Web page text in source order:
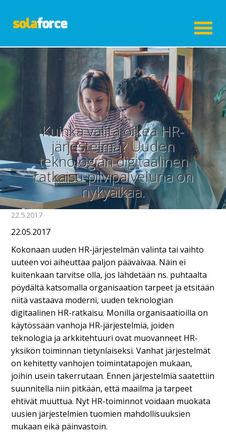
Kuinka valita oikea HR-
järjestelmä? Uuden
teknologian digitaalinen
ratkaisu pilvipalveluna on
nykyaikaa.
22.5.2017
22.05.2017
Kokonaan uuden HR-järjestelmän valinta tai vaihto
uuteen voi aiheuttaa paljon päävaivaa. Näin ei
kuitenkaan tarvitse olla, jos lähdetään ns. puhtaalta
pöydältä katsomalla organisaation tarpeet ja etsitään
niitä vastaava moderni, uuden teknologian
digitaalinen HR-ratkaisu. Monilla organisaatioilla on
käytössään vanhoja HR-järjestelmiä, joiden
teknologia ja arkkitehtuuri ovat muovanneet HR-
yksikön toiminnan tietynlaiseksi. Vanhat järjestelmät
on kehitetty vanhojen toimintatapojen mukaan,
joihin usein takerrutaan. Ennen järjestelmiä saatettiin
suunnitella niin pitkään, että maailma ja tarpeet
ehtivät muuttua. Nyt HR-toiminnot voidaan muokata
uusien järjestelmien tuomien mahdollisuuksien
mukaan eikä päinvastoin.